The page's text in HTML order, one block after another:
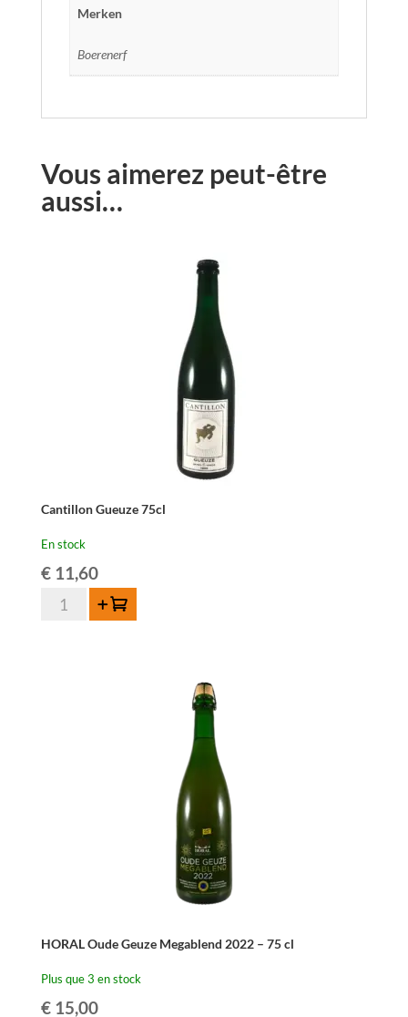
Merken
Boerenerf
Vous aimerez peut-être
aussi…
Cantillon Gueuze 75cl
En stock
€11,60
quantité
Ajouter au panier
HORAL Oude Geuze Megablend 2022 – 75 cl
Plus que 3 en stock
€15,00